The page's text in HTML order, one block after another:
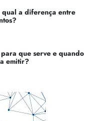
qual a diferença entre
que serve e quando
emitir?